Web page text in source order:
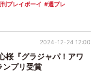
プレイボーイ
週プレ
桜『グラジャパ！アワ
プリ受賞
2024-12-24 12:00